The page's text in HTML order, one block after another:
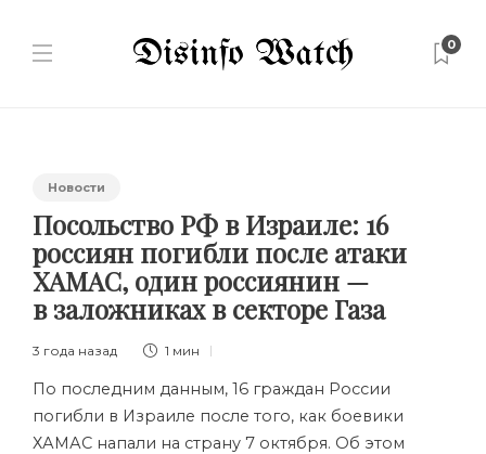
0
Новости
Посольство РФ в Израиле: 16
россиян погибли после атаки
ХАМАС, один россиянин —
в заложниках в секторе Газа
3 года назад 1 мин
По последним данным, 16 граждан России
погибли в Израиле после того, как боевики
ХАМАС напали на страну 7 октября. Об этом